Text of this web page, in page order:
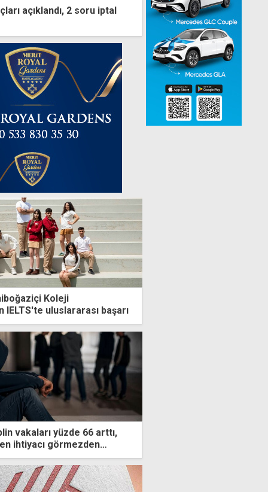
açıklandı, 2 soru iptal
Koleji
uluslararası başarı
vakaları yüzde 66 arttı,
ihtiyacı görmezden